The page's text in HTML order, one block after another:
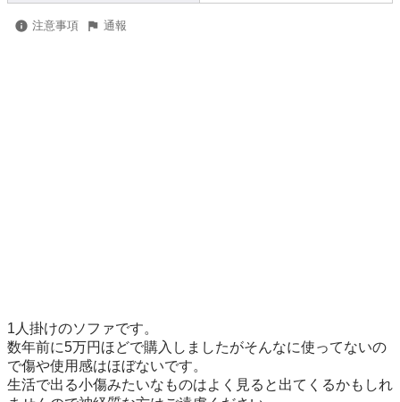
注意事項 通報
1人掛けのソファです。
数年前に5万円ほどで購入しましたがそんなに使ってないの
で傷や使用感はほぼないです。
生活で出る小傷みたいなものはよく見ると出てくるかもしれ